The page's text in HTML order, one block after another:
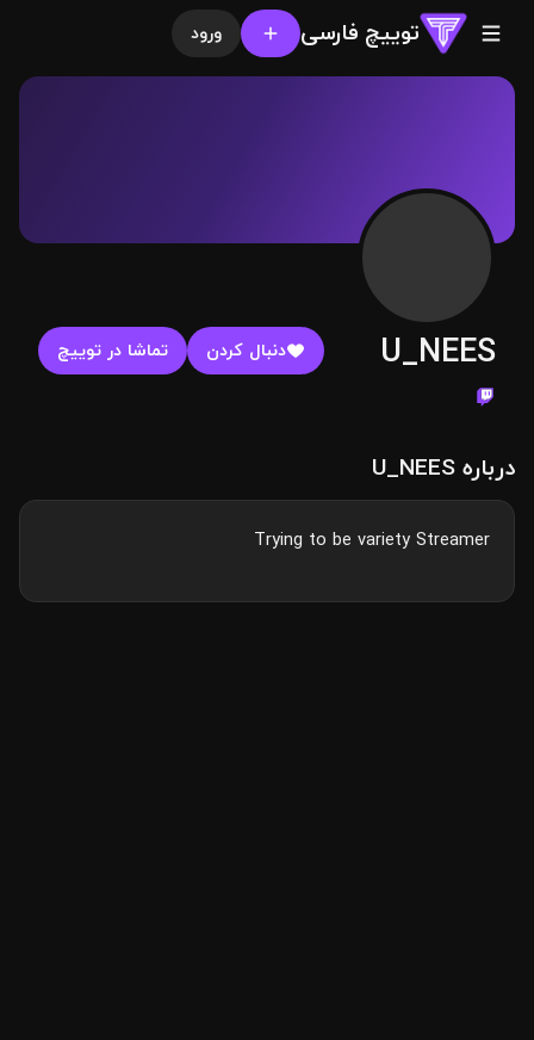
توییچ فارسی ورود
U_NEES دنبال کردن تماشا در توییچ
درباره U_NEES
Trying to be variety Streamer